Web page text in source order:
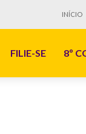
INÍCIO
FILIE-SE 8º